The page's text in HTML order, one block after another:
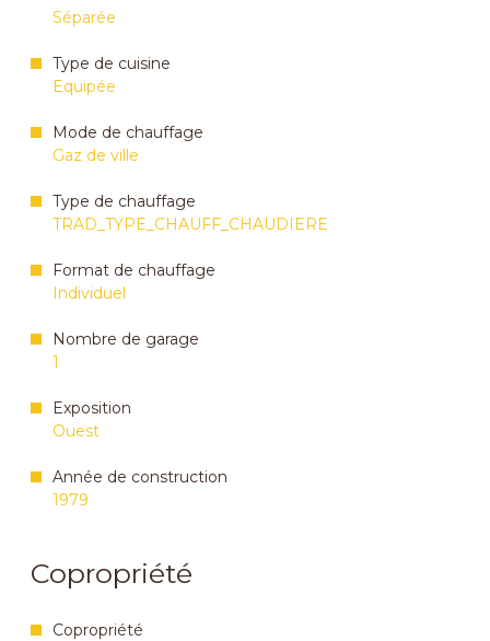
Séparée
Type de cuisine
Equipée
Mode de chauffage
Gaz de ville
Type de chauffage
TRAD_TYPE_CHAUFF_CHAUDIERE
Format de chauffage
Individuel
Nombre de garage
1
Exposition
Ouest
Année de construction
1979
Copropriété
Copropriété